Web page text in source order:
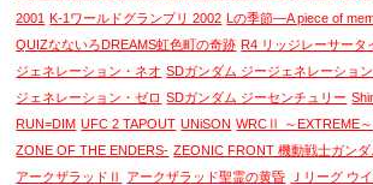
2001 K-1ワールドグランプリ 2002 Lの季節―A piece of
QUIZなないろDREAMS虹色町の奇跡 R4 リッジレーサータ
ジェネレーション・ネオ SDガンダム ジージェネレーショ
ジェネレーション・ゼロ SDガンダム ジーセンチュリー
RUN=DIM UFC 2 TAPOUT UNiSON WRCⅡ ～EXTREME～
ZONE OF THE ENDERS- ZEONIC FRONT 機動戦士ガンダ
アークザラッドⅡ
アークザラッド聖霊の黄昏 Ｊリーグ ウ